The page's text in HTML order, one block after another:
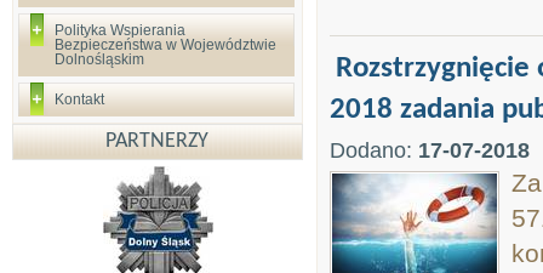
Polityka Wspierania
Bezpieczeństwa w Województwie
Dolnośląskim
Kontakt
PARTNERZY
2018 zadania
Dodano: 17-07-2018